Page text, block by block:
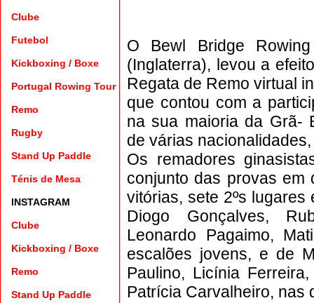
Clube
Futebol
Kickboxing / Boxe
Portugal Rowing Tour
Remo
Rugby
Stand Up Paddle
Ténis de Mesa
INSTAGRAM
Clube
Kickboxing / Boxe
Remo
Stand Up Paddle
O Bewl Bridge
(Inglaterra), levou a
Regata de Remo virtual
que contou com a
na sua maioria da Grã-
de várias
Os remadores
conjunto das provas em
vitórias, sete 2ºs lugares
Diogo Gonçalves,
Leonardo Pagaimo,
escalões jovens, e de
Paulino, Licínia
Patrícia Carvalheiro, nas